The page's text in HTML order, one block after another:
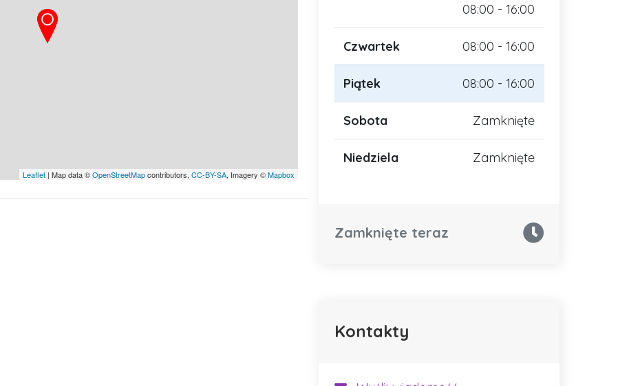
Leaflet | Map data ©OpenStreetMapcontributors, CC-BY-SA, Imagery ©Mapbox
08:00 - 16:00
Czwartek 08:00 - 16:00
Piątek 08:00 - 16:00
Sobota Zamknięte
Niedziela Zamknięte
Zamknięte teraz
Kontakty